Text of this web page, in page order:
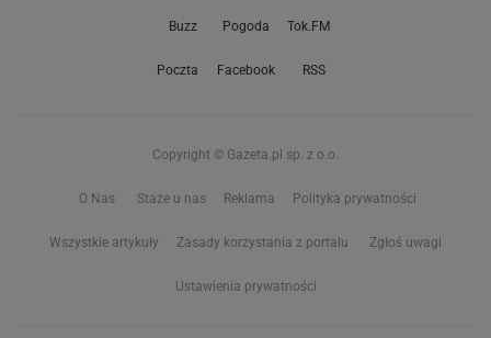
Buzz Pogoda Tok.FM
Poczta Facebook RSS
Copyright © Gazeta.pl sp. z o.o.
O Nas Staże u nas Reklama Polityka prywatności
Wszystkie artykuły Zasady korzystania z portalu Zgłoś uwagi
Ustawienia prywatności